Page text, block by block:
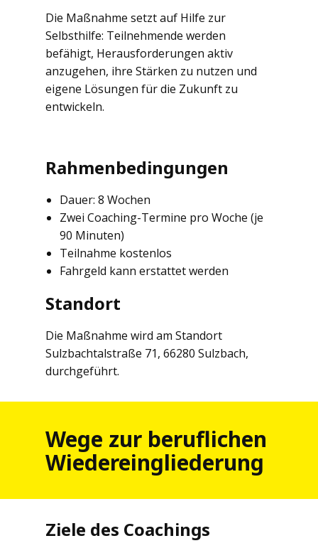
Die Maßnahme setzt auf Hilfe zur
Selbsthilfe: Teilnehmende werden
befähigt, Herausforderungen aktiv
anzugehen, ihre Stärken zu nutzen und
eigene Lösungen für die Zukunft zu
entwickeln.
Rahmenbedingungen
Dauer: 8 Wochen
Zwei Coaching-Termine pro Woche (je
90 Minuten)
Teilnahme kostenlos
Fahrgeld kann erstattet werden
Standort
Die Maßnahme wird am Standort
Sulzbachtalstraße 71, 66280 Sulzbach,
durchgeführt.
Wege zur beruflichen
Wiedereingliederung
Ziele des Coachings